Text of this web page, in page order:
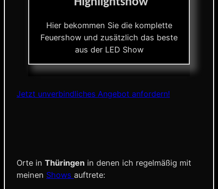
Hier bekommen Sie die komplette
Feuershow und zusätzlich das beste
aus der LED Show
Jetzt unverbindliches Angebot anfordern!
Orte in Thüringen in denen ich regelmäßig mit
meinen Shows auftrete: